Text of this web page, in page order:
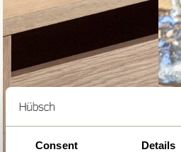
Consent Details